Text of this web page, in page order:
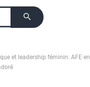
et leadership féminin: AFE en